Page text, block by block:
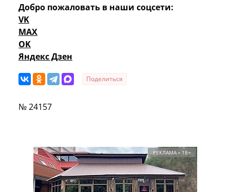
Добро пожаловать в наши соцсети:
VK
MAX
OK
Яндекс Дзен
Поделиться
№ 24157
РЕКЛАМА • 18+